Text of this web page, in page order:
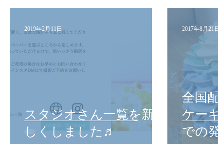
スタジオさん一覧を新
しくしました♬
2019年2月11日
全国
ケー
での
2017年8月21